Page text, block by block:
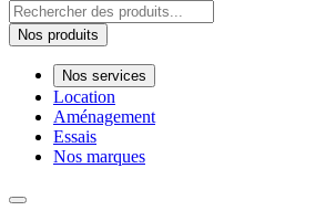
Nos produits
Nos services
Location
Aménagement
Essais
Nos marques